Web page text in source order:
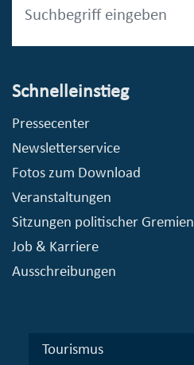
Schnelleinstieg
Pressecenter
Newsletterservice
Fotos zum Download
Veranstaltungen
Sitzungen politischer Gremien
Job & Karriere
Ausschreibungen
Tourismus